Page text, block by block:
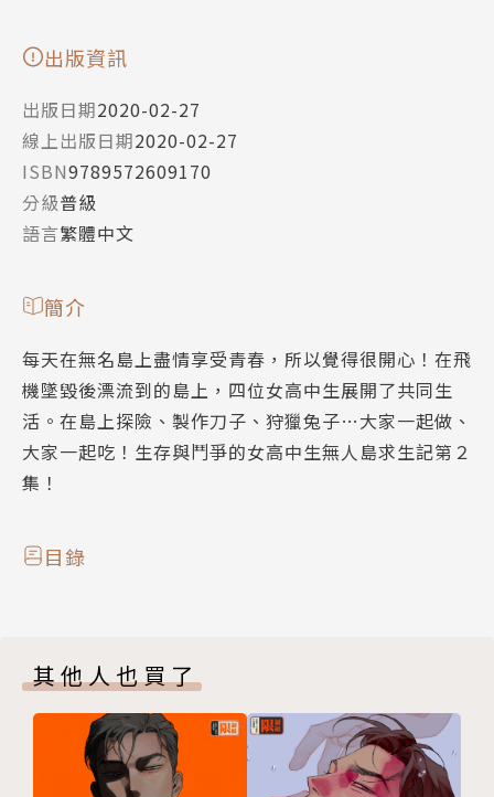
出版資訊
出版日期2020-02-27
線上出版日期2020-02-27
ISBN9789572609170
分級普級
語言繁體中文
簡介
每天在無名島上盡情享受青春，所以覺得很開心！在飛
機墜毀後漂流到的島上，四位女高中生展開了共同生
活。在島上探險、製作刀子、狩獵兔子…大家一起做、
大家一起吃！生存與鬥爭的女高中生無人島求生記第２
集！
目錄
其他人也買了